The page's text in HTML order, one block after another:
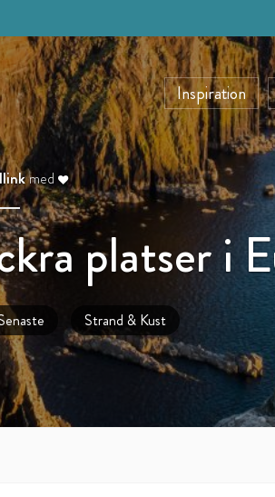
Inspiration
med
platser i
Strand & Kust